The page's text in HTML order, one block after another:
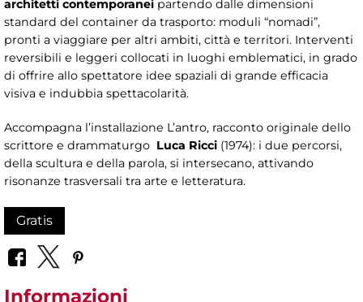
architetti contemporanei partendo dalle dimensioni
standard del container da trasporto: moduli “nomadi”,
pronti a viaggiare per altri ambiti, città e territori. Interventi
reversibili e leggeri collocati in luoghi emblematici, in grado
di offrire allo spettatore idee spaziali di grande efficacia
visiva e indubbia spettacolarità.
Accompagna l’installazione L’antro, racconto originale dello
scrittore e drammaturgo Luca Ricci (1974): i due percorsi,
della scultura e della parola, si intersecano, attivando
risonanze trasversali tra arte e letteratura.
Gratis
Informazioni